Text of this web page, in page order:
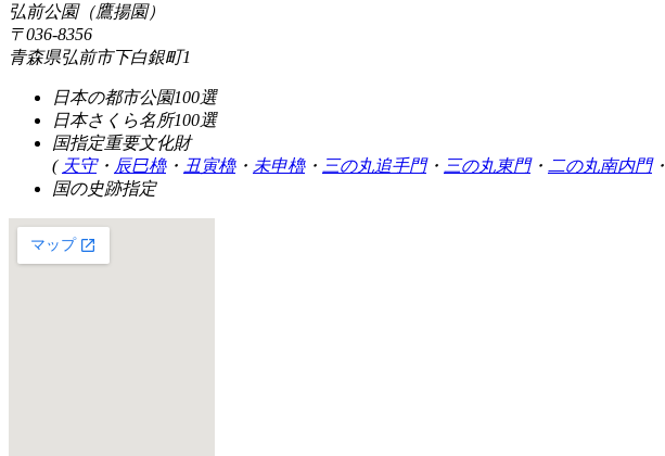
弘前公園（鷹揚園）
〒036-8356
青森県弘前市下白銀町1
日本の都市公園100選
日本さくら名所100選
国指定重要文化財
( 天守・ 辰巳櫓・ 丑寅櫓・ 未申櫓・ 三の丸追手門・ 三の丸東門・ 二の丸南内門・
国の史跡指定